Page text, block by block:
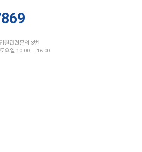
찰관련문의 3번
요일 10:00 ~ 16:00